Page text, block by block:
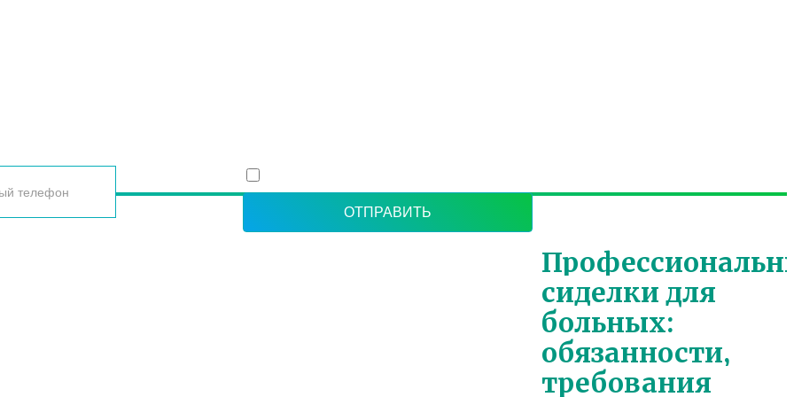
сиделки для
больных:
обязанности,
требования